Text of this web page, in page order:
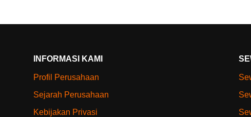
INFORMASI KAMI
Profil Perusahaan
Sejarah Perusahaan
Kebijakan Privasi